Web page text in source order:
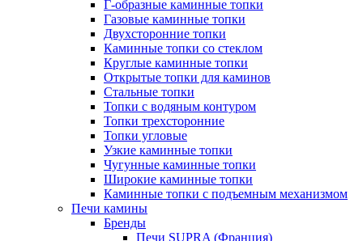
Г-образные каминные топки
Газовые каминные топки
Двухсторонние топки
Каминные топки со стеклом
Круглые каминные топки
Открытые топки для каминов
Стальные топки
Топки с водяным контуром
Топки трехсторонние
Топки угловые
Узкие каминные топки
Чугунные каминные топки
Широкие каминные топки
Каминные топки с подъемным механизмом
Печи камины
Бренды
Печи SUPRA (Франция)